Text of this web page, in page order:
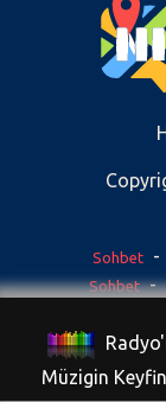
Sohbet -
Sohbet -
Müzigin